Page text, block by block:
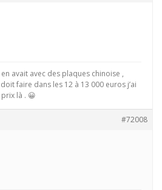
en avait avec des plaques chinoise ,
faire dans les 12 à 13 000 euros j’ai
là . 😀
#72008